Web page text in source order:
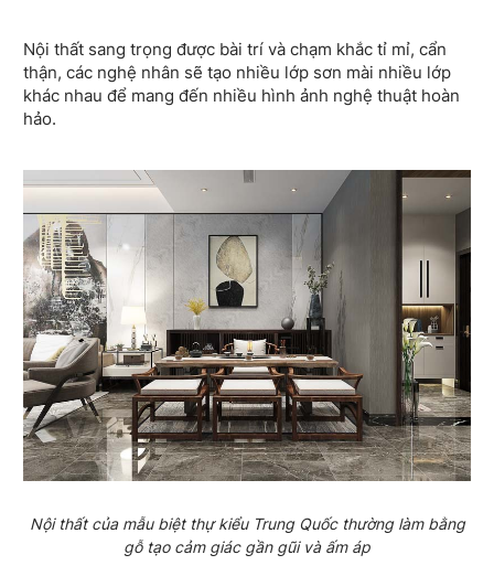
Nội thất sang trọng được bài trí và chạm khắc tỉ mỉ, cẩn
thận, các nghệ nhân sẽ tạo nhiều lớp sơn mài nhiều lớp
khác nhau để mang đến nhiều hình ảnh nghệ thuật hoàn
hảo.
Nội thất của mẫu biệt thự kiểu Trung Quốc thường làm bằng
gỗ tạo cảm giác gần gũi và ấm áp